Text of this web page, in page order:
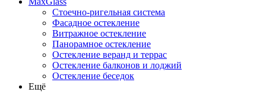
Стоечно-ригельная система
Фасадное остекление
Витражное остекление
Панорамное остекление
Остекление веранд и террас
Остекление балконов и лоджий
Остекление беседок
Ещё